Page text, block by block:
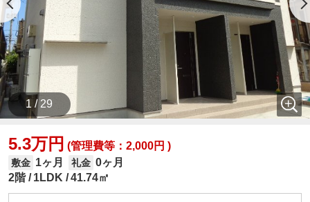
1 / 29
5.3万円 (管理費等：2,000円 )
敷金 1ヶ月 礼金 0ヶ月
2階
1LDK 41.74㎡